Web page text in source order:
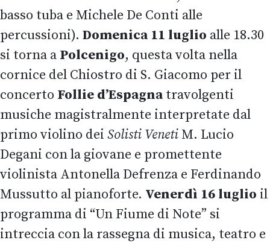
basso tuba e Michele De Conti alle
percussioni). Domenica 11 luglio alle 18.30
si torna a Polcenigo, questa volta nella
cornice del Chiostro di S. Giacomo per il
concerto Follie d’Espagnatravolgenti
musiche magistralmente interpretate dal
primo violino dei Solisti Veneti M. Lucio
Degani con la giovane e promettente
violinista Antonella Defrenza e Ferdinando
Mussutto al pianoforte. Venerdì 16 luglio il
programma di “Un Fiume di Note” si
intreccia con la rassegna di musica, teatro e